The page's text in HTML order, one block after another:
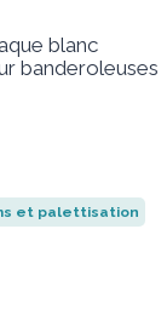
blanc
banderoleuses
et palettisation